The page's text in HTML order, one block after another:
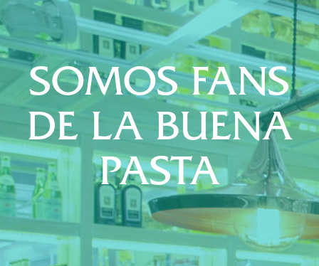
SOMOS FANS
DE LA BUENA
PASTA